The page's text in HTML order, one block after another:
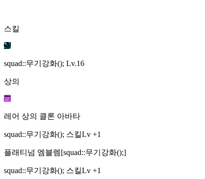
스킬
squad::무기강화(); Lv.16
상의
레어 상의 클론 아바타
squad::무기강화(); 스킬Lv +1
플래티넘 엠블렘[squad::무기강화();]
squad::무기강화(); 스킬Lv +1